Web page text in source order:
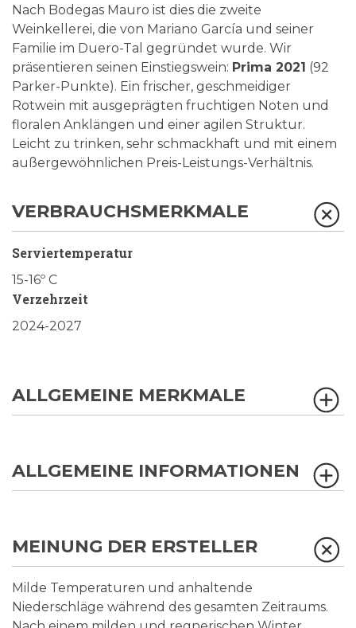
Nach Bodegas Mauro ist dies die zweite
Weinkellerei, die von Mariano García und seiner
Familie im Duero-Tal gegründet wurde. Wir
präsentieren seinen Einstiegswein: Prima 2021 (92
Parker-Punkte). Ein frischer, geschmeidiger
Rotwein mit ausgeprägten fruchtigen Noten und
floralen Anklängen und einer agilen Struktur.
Leicht zu trinken, sehr schmackhaft und mit einem
außergewöhnlichen Preis-Leistungs-Verhältnis.
VERBRAUCHSMERKMALE
Serviertemperatur
15-16º C
Verzehrzeit
2024-2027
ALLGEMEINE MERKMALE
ALLGEMEINE INFORMATIONEN
MEINUNG DER ERSTELLER
Milde Temperaturen und anhaltende
Niederschläge während des gesamten Zeitraums.